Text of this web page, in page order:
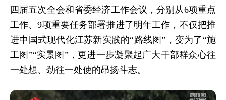
四届五次全会和省委经济工作会议，分别从6项重点
工作、9项重要任务部署推进了明年工作，不仅把推
进中国式现代化江苏新实践的“路线图”，变为了“施
工图”“实景图”，更进一步凝聚起广大干部群众心往
一处想、劲往一处使的昂扬斗志。